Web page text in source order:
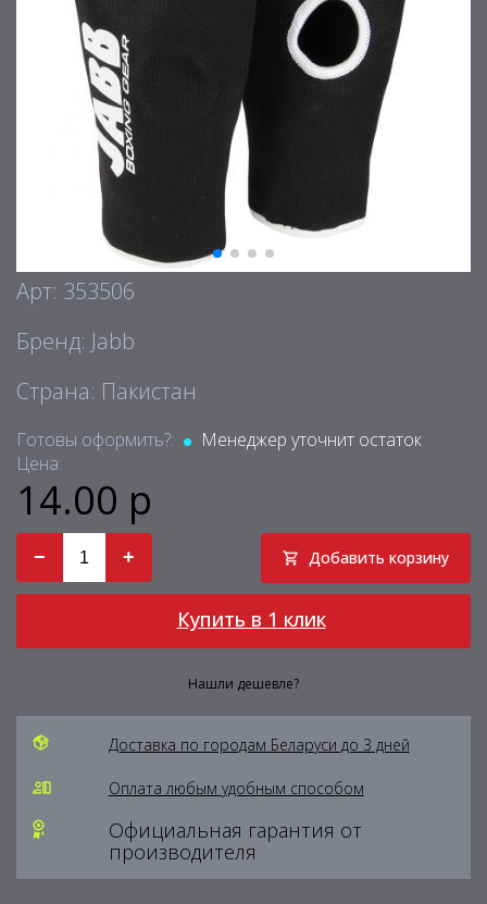
Арт: 353506
Бренд: Jabb
Страна: Пакистан
Готовы оформить?:
Менеджер уточнит остаток
Цена:
14.00 р
− + Добавить корзину
Купить в 1 клик
Нашли дешевле?
Доставка по городам Беларуси до 3 дней
Оплата любым удобным способом
Официальная гарантия от
производителя